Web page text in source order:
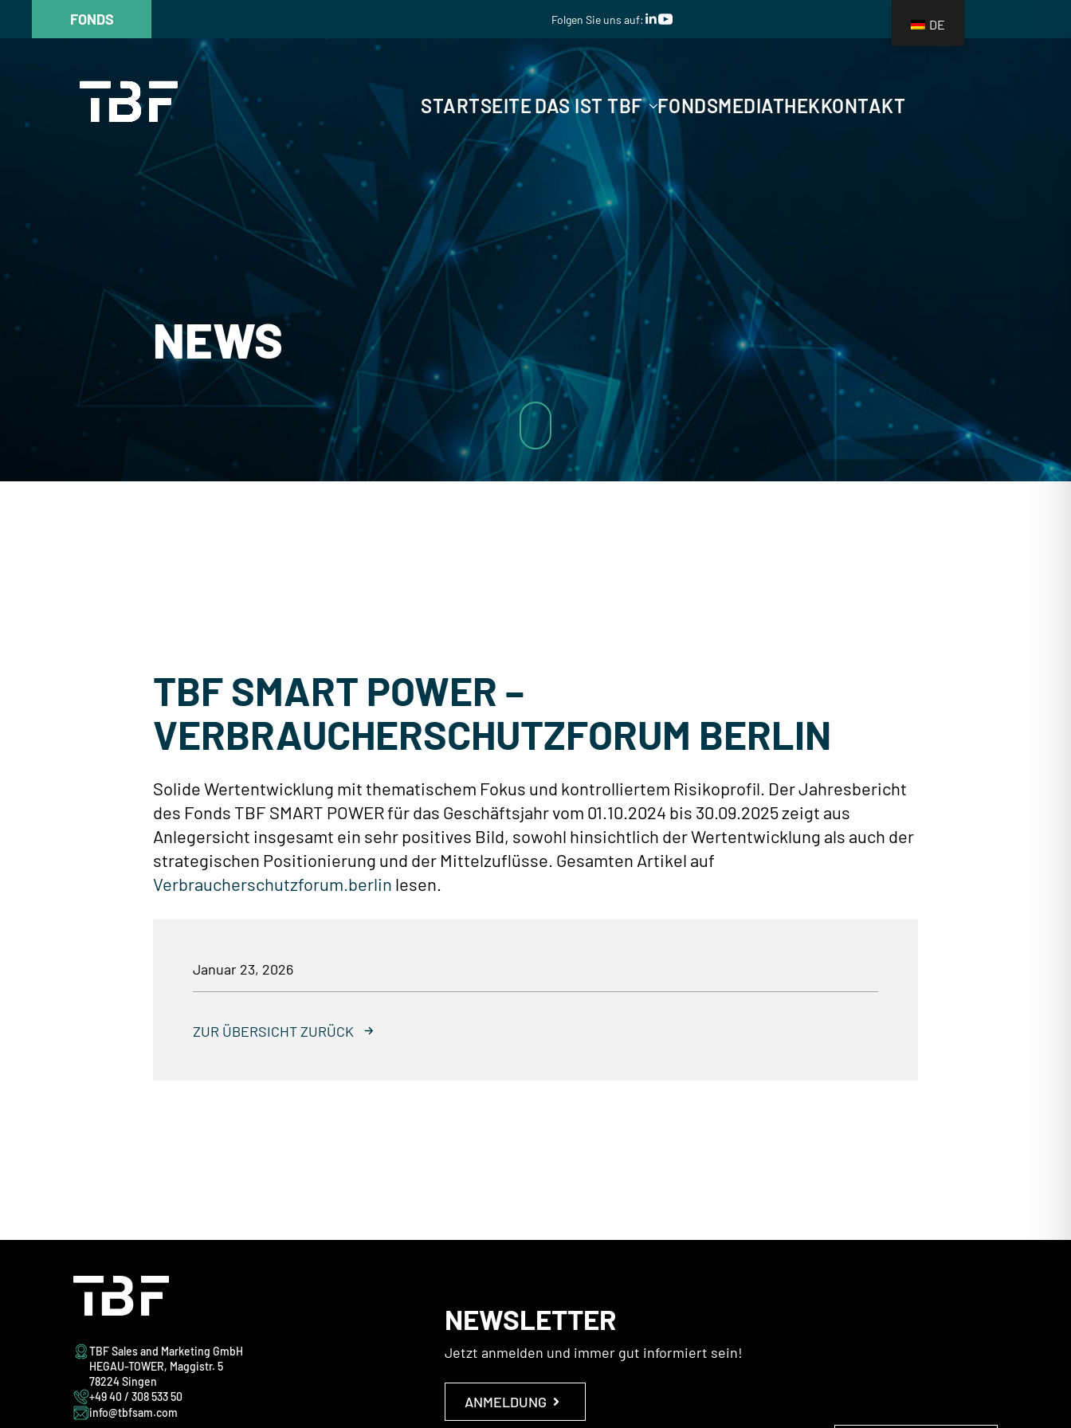
FONDS Folgen Sie uns auf:
STARTSEITEDAS IST TBF FONDSMEDIATHEKKONTAKT
FONDS Folgen Sie uns auf:
NEWS
TBF SMART POWER –
VERBRAUCHERSCHUTZFORUM BERLIN
Solide Wertentwicklung mit thematischem Fokus und kontrolliertem Risikoprofil. Der Jahresbericht
des Fonds TBF SMART POWER für das Geschäftsjahr vom 01.10.2024 bis 30.09.2025 zeigt aus
Anlegersicht insgesamt ein sehr positives Bild, sowohl hinsichtlich der Wertentwicklung als auch der
strategischen Positionierung und der Mittelzuflüsse. Gesamten Artikel auf
Verbraucherschutzforum.berlin lesen.
Januar 23, 2026
ZUR ÜBERSICHT ZURÜCK
TBF Sales and Marketing GmbH
HEGAU-TOWER, Maggistr. 5
78224 Singen
+49 40 / 308 533 50
info@tbfsam.com
NEWSLETTER
Jetzt anmelden und immer gut informiert sein!
ANMELDUNG
DE